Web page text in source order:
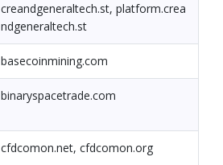
creandgeneraltech.st, platform.crea
ndgeneraltech.st
basecoinmining.com
binaryspacetrade.com
cfdcomon.net, cfdcomon.org